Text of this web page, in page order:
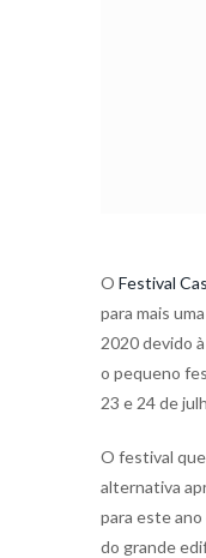
O Festival
para mais
2020 devido
o pequeno
23 e 24 de
O festival
alternativa
para este
do grande